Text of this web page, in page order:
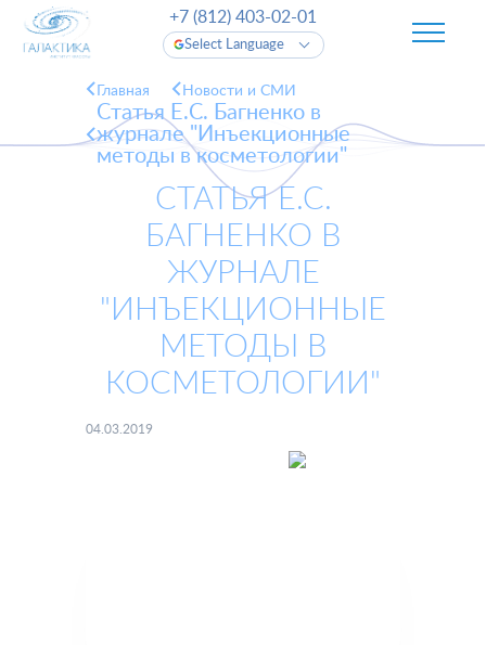
Select Language
+7 (812) 403-02-01
Главная Новости и СМИ
Статья Е.С. Багненко в
журнале "Инъекционные
методы в косметологии"
СТАТЬЯ Е.С.
БАГНЕНКО В
ЖУРНАЛЕ
"ИНЪЕКЦИОННЫЕ
МЕТОДЫ В
КОСМЕТОЛОГИИ"
04.03.2019